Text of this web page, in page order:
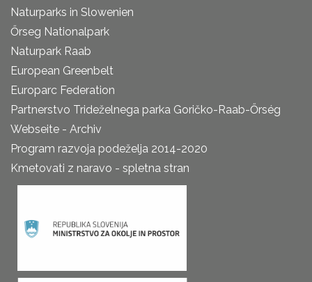
Naturparks in Slowenien
Őrseg Nationalpark
Naturpark Raab
European Greenbelt
Europarc Federation
Partnerstvo Trideželnega parka Goričko-Raab-Őrség
Webseite - Archiv
Program razvoja podeželja 2014-2020
Kmetovati z naravo - spletna stran